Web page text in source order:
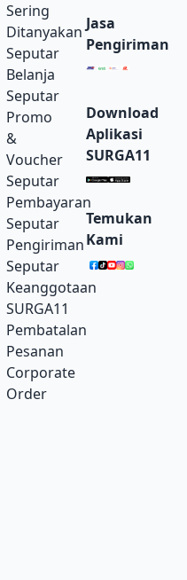
Sering
Ditanyakan
Seputar
Belanja
Seputar
Promo
&
Voucher
Seputar
Pembayaran
Seputar
Pengiriman
Seputar
Keanggotaan
SURGA11
Pembatalan
Pesanan
Corporate
Order
Jasa
Pengiriman
Download
Aplikasi
SURGA11
Temukan
Kami